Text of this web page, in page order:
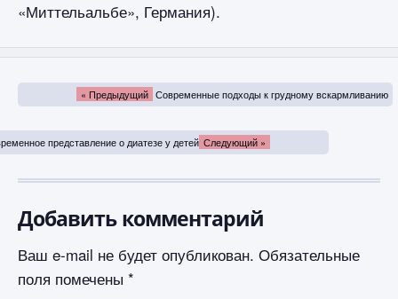
«Миттельальбе», Германия).
« Предыдущий Современные подходы к грудному вскармливанию
представление о диатезе у детей Следующий »
Добавить комментарий
Ваш e-mail не будет опубликован. Обязательные
поля помечены *